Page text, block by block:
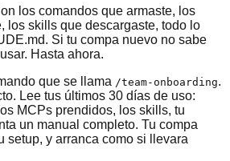
los comandos que armaste, los
los skills que descargaste, todo lo
Si tu compa nuevo no sabe
Hasta ahora.
que se llama /team-onboarding.
Lee tus últimos 30 días de uso:
MCPs prendidos, los skills, tu
un manual completo. Tu compa
setup, y arranca como si llevara